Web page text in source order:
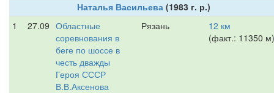
Наталья Васильева(1983 г. р.)
1
27.09 Областные
соревнования в
беге по шоссе в
честь дважды
Героя СССР
В.В.Аксенова
Рязань
12 км
(факт.: 11350 м)